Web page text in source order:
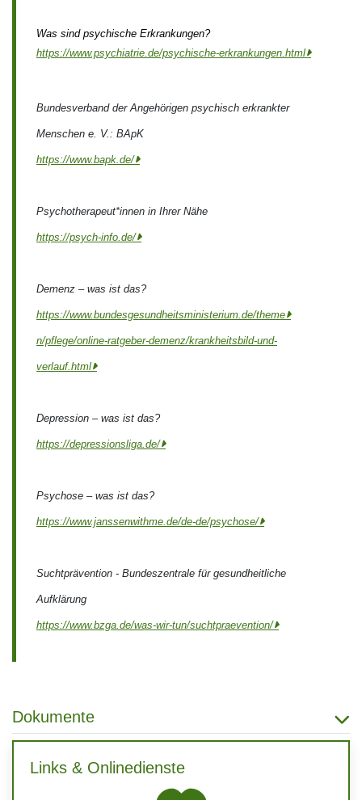
Was sind psychische Erkrankungen?
https://www.psychiatrie.de/psychische-erkrankungen.html
Bundesverband der Angehörigen psychisch erkrankter
Menschen e. V.: BApK
https://www.bapk.de/
Psychotherapeut*innen in Ihrer Nähe
https://psych-info.de/
Demenz – was ist das?
https://www.bundesgesundheitsministerium.de/theme
n/pflege/online-ratgeber-demenz/krankheitsbild-und-
verlauf.html
Depression – was ist das?
https://depressionsliga.de/
Psychose – was ist das?
https://www.janssenwithme.de/de-de/psychose/
Suchtprävention - Bundeszentrale für gesundheitliche
Aufklärung
https://www.bzga.de/was-wir-tun/suchtpraevention/
Dokumente
Links & Onlinedienste